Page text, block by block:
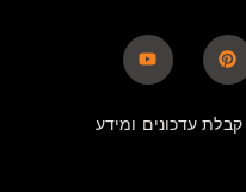
עדכונים ומידע